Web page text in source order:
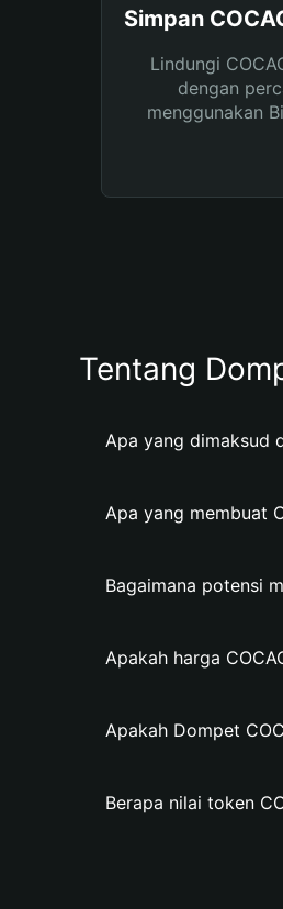
Simpan
Lindungi
dengan
menggunakan
Tentang
Apa yang dimaksud
Apa yang membuat
Bagaimana potensi
Apakah harga
Apakah Dompet
Berapa nilai token